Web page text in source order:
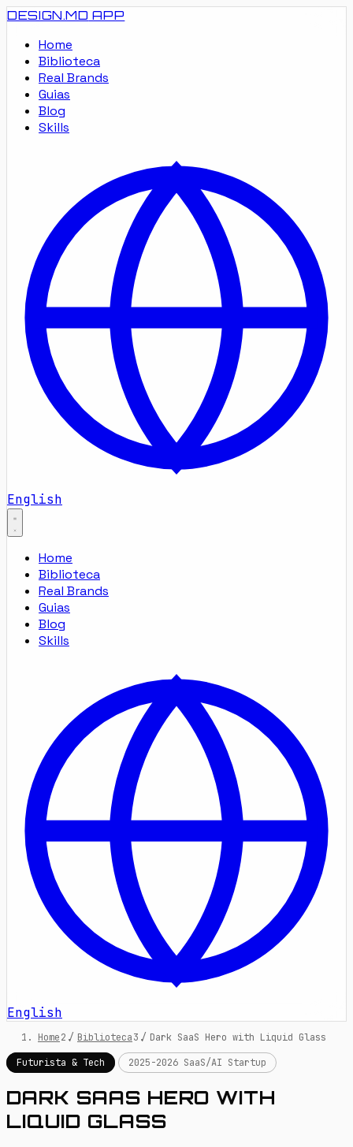
DESIGN.MD APP
Home
Biblioteca
Real Brands
Guias
Blog
Skills
English
Home
Biblioteca
Real Brands
Guias
Blog
Skills
English
Home / Biblioteca / Dark SaaS Hero with Liquid Glass
Futurista & Tech
2025-2026 SaaS/AI Startup
DARK SAAS HERO WITH
LIQUID GLASS